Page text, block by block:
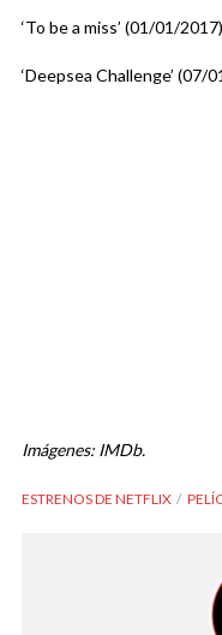
‘To be a miss’ (01/01/2017)
‘Deepsea Challenge’ (07/
Imágenes: IMDb.
ESTRENOS DE NETFLIX